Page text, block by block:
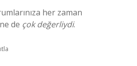
her zaman
de çok değerliydi.